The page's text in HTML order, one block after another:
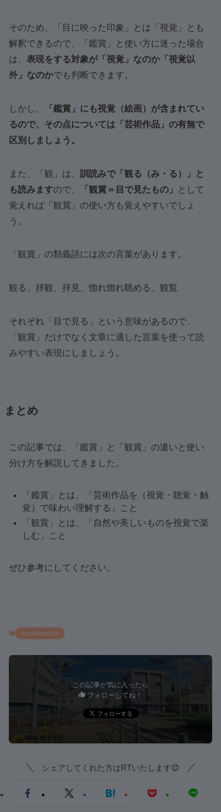
そのため、「目に映った印象」とは「視覚」とも
解釈できるので、「鑑賞」と使い方に迷った場合
は、 表現をする対象が「視覚」なのか「視覚以
外」なのかでも判断できます。
しかし、
「鑑賞」にも視覚（絵画）が含まれてい
るので、その点については「芸術作品」の有無で
区別しましょう。
また、「観」は、 訓読みで「観る（み・る）」と
も読みますので、 「観賞＝目で見たもの」
として
覚えれば「観賞」の使い方も覚えやすいでしょ
う。
「観賞」の類義語には次の言葉があります。
観る、拝観、拝見、惚れ惚れ眺める、観覧
それぞれ「目で見る」という意味があるので、
「観賞」だけでなく文章に適した言葉を使って読
みやすい表現にしましょう。
まとめ
この記事では、「鑑賞」と「観賞」の違いと使い
分け方を解説してきました。
「鑑賞」とは、「芸術作品を（視覚・聴覚・触
覚）で味わい理解する」こと
「観賞」とは、「自然や美しいものを視覚で楽
しむ」こと
ぜひ参考にしてください。
Uncategorized
この記事が気に入ったら
フォローしてね！
シェアしてくれた方はRTいたします😊